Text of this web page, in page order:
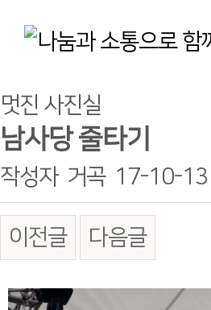
멋진 사진실
남사당 줄타기
작성자 거곡 17-10-
이전글 다음글
본문